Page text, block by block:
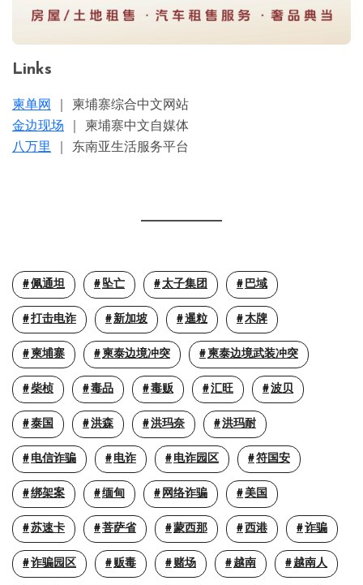
Links
柬单网
｜ 柬埔寨综合中文网站
金边现场 ｜ 柬埔寨中文自媒体
八万里 ｜ 东南亚生活服务平台
佩通坦 坠亡 太子集团 巴域
打击电诈 新加坡 暹粒 木牌
柬埔寨 柬泰边境冲突 柬泰边境武装冲突
柴桢 毒品 毒贩 汇旺 波贝
泰国 洪森 洪玛奈 洪玛耐
电信诈骗 电诈 电诈园区 符国安
绑架案 缅甸 网络诈骗 美国
苏速卡 菩萨省 蒙西那 西港 诈骗
诈骗园区 贩毒 赌场 越南 越南人